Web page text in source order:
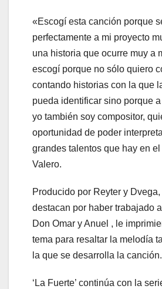
«Escogí esta canción porque
perfectamente a mi proyecto
una historia que ocurre muy a
escogí porque no sólo quiero
contando historias con la que
pueda identificar sino porque
yo también soy compositor,
oportunidad de poder
grandes talentos que hay en
Valero.
Producido por Reyter y
destacan por haber trabajado
Don Omar y Anuel , le
tema para resaltar la melodía
la que se desarrolla la canción.
‘La Fuerte’ continúa con la